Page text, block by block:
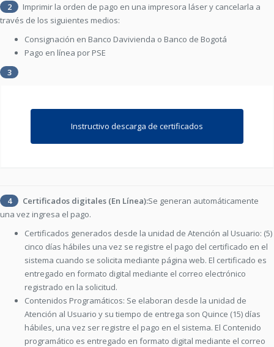
2
Imprimir la orden de pago en una impresora láser y cancelarla a
través de los siguientes medios:
Consignación en Banco Davivienda o Banco de Bogotá
Pago en línea por PSE
3
Instructivo descarga de certificados
4 Certificados digitales (En Línea):Se generan automáticamente
una vez ingresa el pago.
Certificados generados desde la unidad de Atención al Usuario: (5)
cinco días hábiles una vez se registre el pago del certificado en el
sistema cuando se solicita mediante página web. El certificado es
entregado en formato digital mediante el correo electrónico
registrado en la solicitud.
Contenidos Programáticos: Se elaboran desde la unidad de
Atención al Usuario y su tiempo de entrega son Quince (15) días
hábiles, una vez ser registre el pago en el sistema. El Contenido
programático es entregado en formato digital mediante el correo